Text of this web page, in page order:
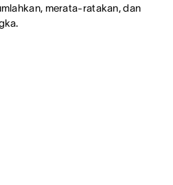
merata-ratakan, dan